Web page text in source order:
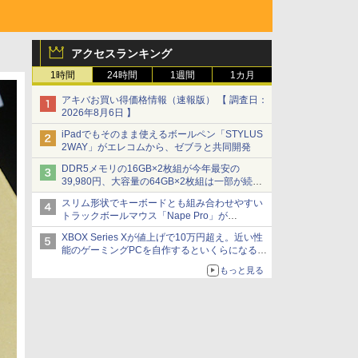
アクセスランキング
1時間 24時間 1週間 1カ月
アキバお買い得価格情報（速報版） 【 調査日：
2026年8月6日 】
iPadでもそのまま使えるボールペン「STYLUS
2WAY」がエレコムから、ゼブラと共同開発
DDR5メモリの16GB×2枚組が今年最安の
39,980円、大容量の64GB×2枚組は一部が続騰
[8月前半のメモリ価格]
スリム形状でキーボードとも組み合わせやすい
トラックボールマウス「Nape Pro」が
Keychronから
XBOX Series Xが値上げで10万円超え。近い性
能のゲーミングPCを自作するといくらになる？
【石田賀津男の『酒の肴にPCゲーム』】
もっと見る